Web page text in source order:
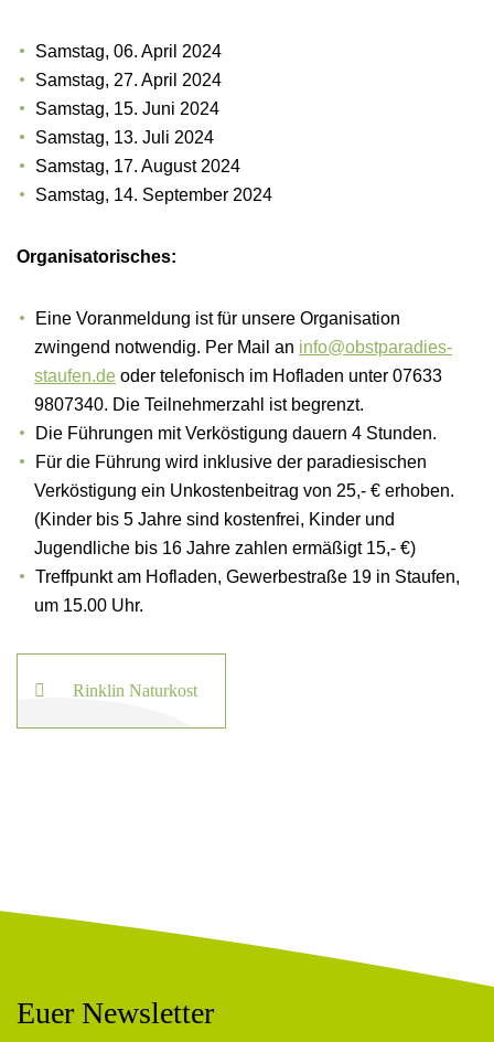
Samstag, 06. April 2024
Samstag, 27. April 2024
Samstag, 15. Juni 2024
Samstag, 13. Juli 2024
Samstag, 17. August 2024
Samstag, 14. September 2024
Organisatorisches:
Eine Voranmeldung ist für unsere Organisation
zwingend notwendig. Per Mail an info@obstparadies-
staufen.de oder telefonisch im Hofladen unter 07633
9807340. Die Teilnehmerzahl ist begrenzt.
Die Führungen mit Verköstigung dauern 4 Stunden.
Für die Führung wird inklusive der paradiesischen
Verköstigung ein Unkostenbeitrag von 25,- € erhoben.
(Kinder bis 5 Jahre sind kostenfrei, Kinder und
Jugendliche bis 16 Jahre zahlen ermäßigt 15,- €)
Treffpunkt am Hofladen, Gewerbestraße 19 in Staufen,
um 15.00 Uhr.
Rinklin Naturkost
Euer Newsletter